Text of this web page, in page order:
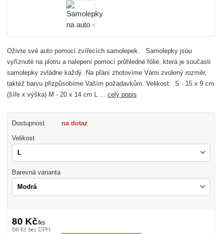
Oživte své auto pomocí zvířecích samolepek. Samolepky jsou
vyříznuté na plotru a nalepení pomocí průhledné fólie, která je současti
samolepky zvládne každý. Na přání zhotovíme Vámi zvolený rozměr,
taktéž barvu přizpůsobíme Vaším požadavkům. Velikost: S - 15 x 9 cm
(šíře x výška) M - 20 x 14 cm L ...celý popis
Dostupnost na dotaz
Velikost
Barevná varianta
80 Kč/ks
66 Kč bez DPH